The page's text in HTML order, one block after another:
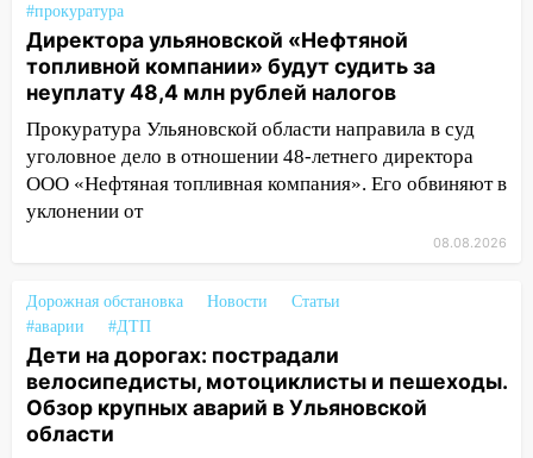
06:45 Императорский мост в
Ульяновске останется закрытым до
утра 10 августа
05:18
Судьба готовит сюрприз: гороскоп
на 8 августа — кому повезет с
деньгами, а кого ждет неожиданная
встреча
В Ульяновской области объявили
07.08.2026
20:40
Ульяновские аграрии смогут
купить тракторы с отсрочкой платежа
до декабря
19:34 В следственном управлении
#прокуратура
Директора ульяновской «Нефтяной
топливной компании» будут судить за
неуплату 48,4 млн рублей налогов
Прокуратура Ульяновской области направила в суд
уголовное дело в отношении 48-летнего директора
ООО «Нефтяная топливная компания». Его обвиняют в
уклонении от
08.08.2026
Дорожная обстановка Новости
Статьи
#аварии
#ДТП
Дети на дорогах: пострадали
велосипедисты, мотоциклисты и пешеходы.
Обзор крупных аварий в Ульяновской
области